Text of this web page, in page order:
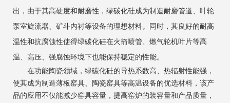
出，由于其高硬度和耐磨性，绿碳化硅成为制造耐磨管道、叶轮
泵室旋流器、矿斗内衬等设备的理想材料。同时，其良好的耐高
温性和抗腐蚀性使得绿碳化硅在火箭喷管、燃气轮机叶片等高
温、高压、强腐蚀环境下也能保持稳定的性能。
在功能陶瓷领域，绿碳化硅的导热系数高、热辐射性能强，
使其成为制造薄板窑具、陶瓷窑具等高温设备的优选材料，该产
品的应用不仅能减少窑具容量，提高窑炉的装容量和产品质量，